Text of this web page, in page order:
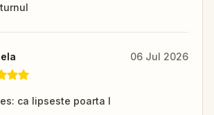
06 Jul 2026
ca lipseste poarta I